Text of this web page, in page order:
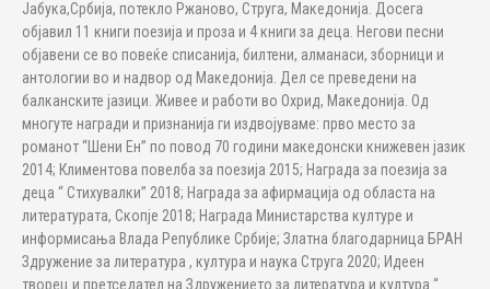
Јабука,Србија, потекло Ржаново, Струга, Македонија. Досега
објавил 11 книги поезија и проза и 4 книги за деца. Негови песни
објавени се во повеќе списанија, билтени, алманаси, зборници и
антологии во и надвор од Македонија. Дел се преведени на
балканските јазици. Живее и работи во Охрид, Македонија. Од
многуте награди и признанија ги издвојуваме: прво место за
романот “Шени Ен” по повод 70 години македонски книжевен јазик
2014; Климентова повелба за поезија 2015; Награда за поезија за
деца “ Стихувалки” 2018; Награда за афирмација од областа на
литературата, Скопје 2018; Награда Министарства културе и
информисања Влада Републике Србије; Златна благодарница БРАН
Здружение за литература , култура и наука Струга 2020; Идеен
творец и претседател на Здружението за литература и култура “